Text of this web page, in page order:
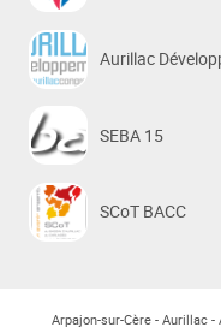
Aurillac
SEBA 15
SCoT BACC
Arpajon-sur-Cère Aurillac